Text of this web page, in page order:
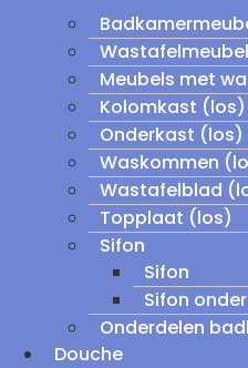
Meubels met
Kolomkast (los)
Onderkast (los)
Waskommen
Wastafelblad
Topplaat (los)
Sifon
Sifon
Sifon
Onderdelen
Douche